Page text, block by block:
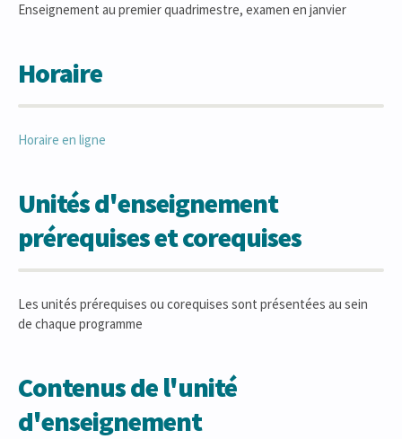
Enseignement au premier quadrimestre, examen en janvier
Horaire
Horaire en ligne
Unités d'enseignement
prérequises et corequises
Les unités prérequises ou corequises sont présentées au sein
de chaque programme
Contenus de l'unité
d'enseignement